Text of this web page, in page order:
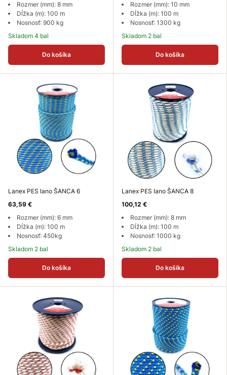
Rozmer (mm): 8 mm
Dĺžka (m): 100 m
Nosnosť: 900 kg
Skladom 4 bal
Do košíka
Rozmer (mm): 10 mm
Dĺžka (m): 100 m
Nosnosť: 1300 kg
Skladom 2 bal
Do košíka
Lanex PES lano ŠANCA 6
63,59 €
Rozmer (mm): 6 mm
Dĺžka (m): 100 m
Nosnosť: 450kg
Skladom 2 bal
Do košíka
Lanex PES lano ŠANCA 8
100,12 €
Rozmer (mm): 8 mm
Dĺžka (m): 100 m
Nosnosť: 1000 kg
Skladom 2 bal
Do košíka